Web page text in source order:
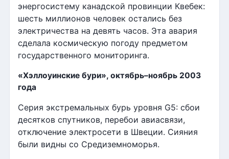
энергосистему канадской провинции Квебек:
шесть миллионов человек остались без
электричества на девять часов. Эта авария
сделала космическую погоду предметом
государственного мониторинга.
«Хэллоуинские бури», октябрь–ноябрь 2003
года
Серия экстремальных бурь уровня G5: сбои
десятков спутников, перебои авиасвязи,
отключение электросети в Швеции. Сияния
были видны со Средиземноморья.